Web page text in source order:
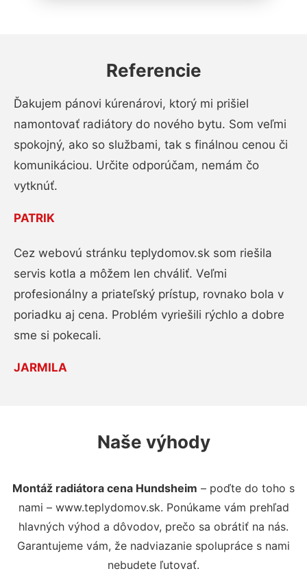
Referencie
Ďakujem pánovi kúrenárovi, ktorý mi prišiel
namontovať radiátory do nového bytu. Som veľmi
spokojný, ako so službami, tak s finálnou cenou či
komunikáciou. Určite odporúčam, nemám čo
vytknúť.
PATRIK
Cez webovú stránku teplydomov.sk som riešila
servis kotla a môžem len chváliť. Veľmi
profesionálny a priateľský prístup, rovnako bola v
poriadku aj cena. Problém vyriešili rýchlo a dobre
sme si pokecali.
JARMILA
Naše výhody
Montáž radiátora cena Hundsheim – poďte do toho s
nami – www.teplydomov.sk. Ponúkame vám prehľad
hlavných výhod a dôvodov, prečo sa obrátiť na nás.
Garantujeme vám, že nadviazanie spolupráce s nami
nebudete ľutovať.